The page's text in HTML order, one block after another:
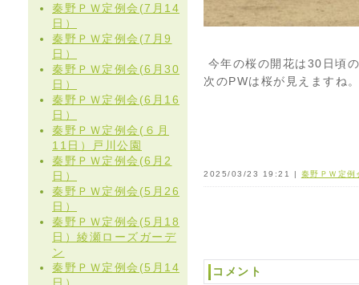
秦野ＰＷ定例会(7月14
日）
秦野ＰＷ定例会(7月9
日）
秦野ＰＷ定例会(6月30
日）
秦野ＰＷ定例会(6月16
日）
秦野ＰＷ定例会(６月
11日）戸川公園
秦野ＰＷ定例会(6月2
日）
秦野ＰＷ定例会(5月26
日）
秦野ＰＷ定例会(5月18
日）綾瀬ローズガーデ
ン
秦野ＰＷ定例会(5月14
日）
今年の桜の開花は30日頃
次のPWは桜が見えますね
2025/03/23 19:21 | 秦野ＰＷ定例
コメント